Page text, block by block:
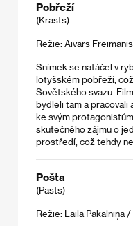
Pobřeží
(Krasts)
Režie: Aivars
Snímek se natáčel v
lotyšském pobřeží,
Sovětského svazu.
bydleli tam a pracovali
ke svým
skutečného zájmu o
prostředí, což tehdy
Pošta
(Pasts)
Režie: Laila Pakalniņa